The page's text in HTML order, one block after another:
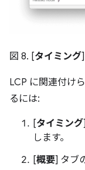
図 8. [タイミング
LCP に関連付け
るには:
[タイミング
します。
[概要] タブ